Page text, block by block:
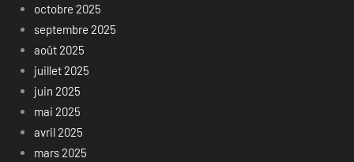
octobre 2025
septembre 2025
août 2025
juillet 2025
juin 2025
mai 2025
avril 2025
mars 2025